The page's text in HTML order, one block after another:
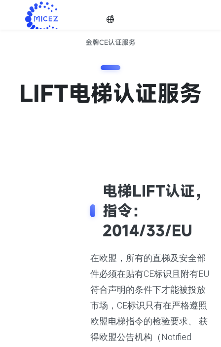
语种
欧盟品牌CE认证服务机构，助您一臂之力
金牌CE认证服务
LIFT电梯认证服务
电梯LIFT认证，
指令：
2014/33/EU
在欧盟，所有的直梯及安全部
件必须在贴有CE标识且附有EU
符合声明的条件下才能被投放
市场，CE标识只有在严格遵照
欧盟电梯指令的检验要求、 获
得欧盟公告机构（Notified